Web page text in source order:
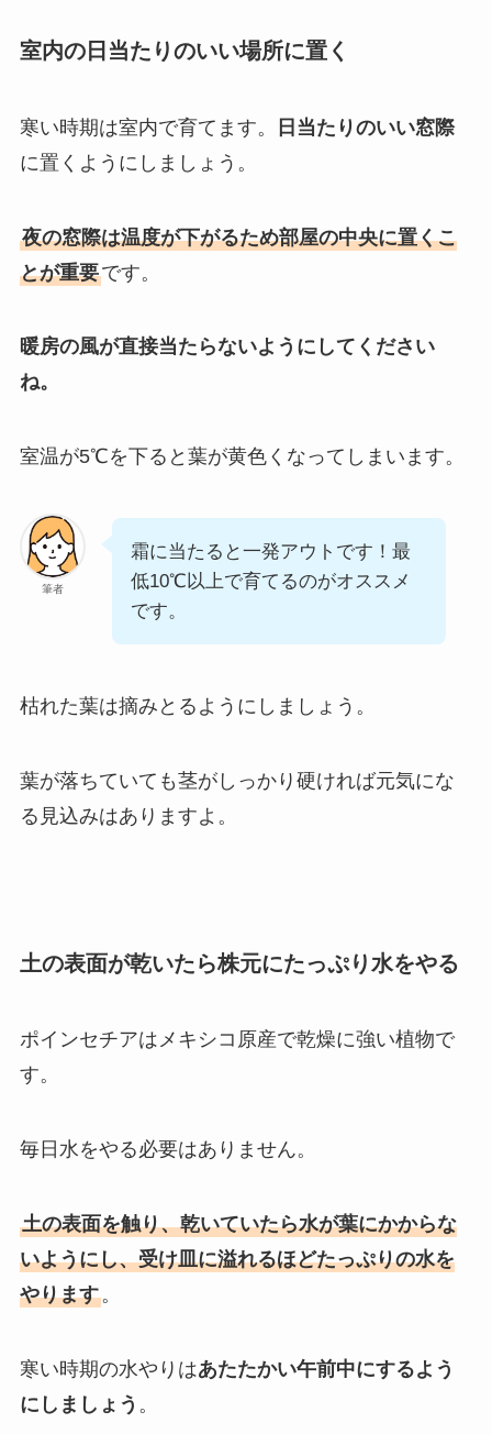
室内の日当たりのいい場所に置く
寒い時期は室内で育てます。
日当たりのいい窓際
に置くようにしましょう。
夜の窓際は温度が下がるため部屋の中央に置くこ
とが重要です。
暖房の風が直接当たらないようにしてください
ね。
室温が5℃を下ると葉が黄色くなってしまいます。
筆者
霜に当たると一発アウトです！最
低10℃以上で育てるのがオススメ
です。
枯れた葉は摘みとるようにしましょう。
葉が落ちていても茎がしっかり硬ければ元気にな
る見込みはありますよ。
土の表面が乾いたら株元にたっぷり水をやる
ポインセチアはメキシコ原産で乾燥に強い植物で
す。
毎日水をやる必要はありません。
土の表面を触り、乾いていたら水が葉にかからな
いようにし、受け皿に溢れるほどたっぷりの水を
やります。
寒い時期の水やりはあたたかい午前中にするよう
にしましょう 。